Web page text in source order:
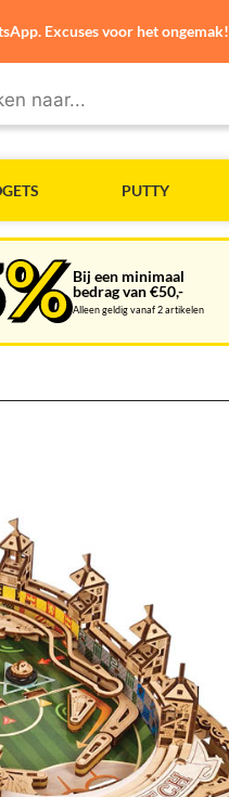
PUTTY
Bij een minimaal
bedrag van €50,-
Alleen geldig vanaf 2 artikelen
Excuses voor het ongemak!